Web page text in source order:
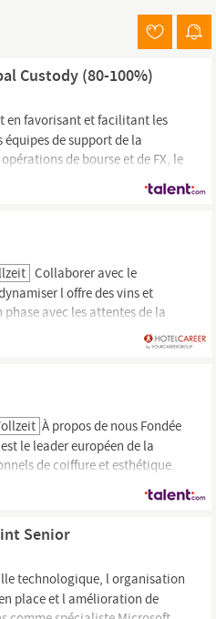
Custody (80-100%)
en favorisant et facilitant les
équipes de support de la
de bourse et de FX, le
le cash management,
consolider des actifs (asset
des
Collaborer avec le
l offre des vins et
avec les attentes de la
pour animer le point de vente
des activations
la performance financière et
À propos de nous Fondée
le leader européen de la
de coiffure et esthétique.
est présente en France, au
à
qui ouvrent chaque
Senior
technologique, l organisation
place et l amélioration de